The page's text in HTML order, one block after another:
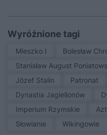
Wyróżnione tagi
Mieszko I Bolesław
Stanisław August
Józef Stalin
patronat
Dynastia Jagiellonów
Imperium Rzymskie
Słowianie
Wikingowie